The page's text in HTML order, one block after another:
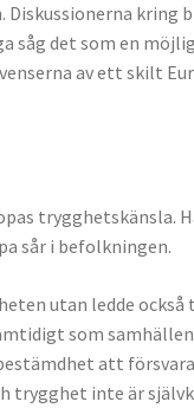
Diskussionerna kring
såg det som en
av ett skilt
trygghetskänsla.
sår i befolkningen.
utan ledde också
som
att försvara
trygghet inte är